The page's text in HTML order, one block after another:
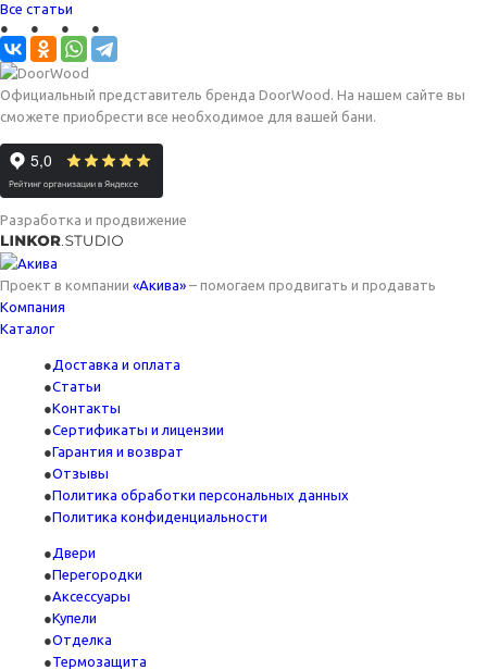
Все статьи
Официальный представитель бренда DoorWood. На нашем сайте вы
сможете приобрести все необходимое для вашей бани.
Разработка и продвижение
Проект в компании «Акива» – помогаем продвигать и продавать
Компания
Каталог
Доставка и оплата
Статьи
Контакты
Сертификаты и лицензии
Гарантия и возврат
Отзывы
Политика обработки персональных данных
Политика конфиденциальности
Двери
Перегородки
Аксессуары
Купели
Отделка
Термозащита